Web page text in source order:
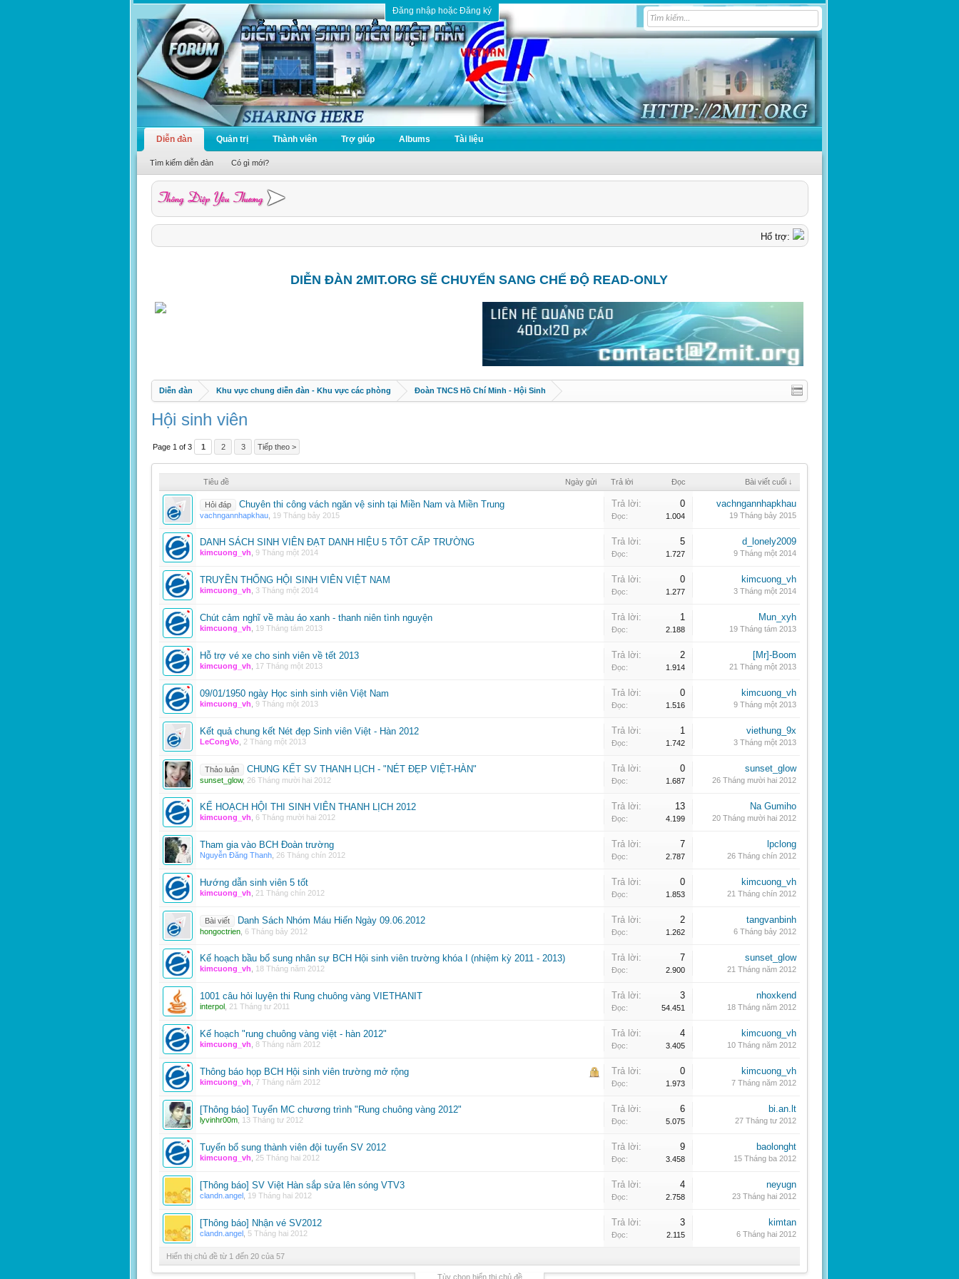
Đăng nhập hoặc Đăng ký
Diễn đàn
Tìm kiếm diễn đàn Có gì mới?
Quản trị Thành viên Trợ giúp Albums Tài liệu
Hổ trợ:
DIỄN ĐÀN 2MIT.ORG SẼ CHUYỂN SANG CHẾ ĐỘ READ-ONLY
Diễn đàn Khu vực chung diễn đàn - Khu vực các phòng Đoàn TNCS Hồ Chí Minh - Hội Sinh
Hội sinh viên
Page 1 of 3 1 2 3 Tiếp theo >
Tiêu đề Ngày gửi Trả lời Đọc Bài viết cuối ↓
Hỏi đáp Chuyên thi công vách ngăn vệ sinh tại Miền Nam và Miền Trung
vachngannhapkhau 19 Tháng bảy 2015
Trả lời: 0
Đọc: 1.004
vachngannhapkhau
19 Tháng bảy 2015
DANH SÁCH SINH VIÊN ĐẠT DANH HIỆU 5 TỐT CẤP TRƯỜNG
kimcuong_vh 9 Tháng một 2014
Trả lời: 5
Đọc: 1.727
d_lonely2009
9 Tháng một 2014
TRUYỀN THỐNG HỘI SINH VIÊN VIỆT NAM
kimcuong_vh 3 Tháng một 2014
Trả lời: 0
Đọc: 1.277
kimcuong_vh
3 Tháng một 2014
Chút cảm nghĩ về màu áo xanh - thanh niên tình nguyện
kimcuong_vh 19 Tháng tám 2013
Trả lời: 1
Đọc: 2.188
Mun_xyh
19 Tháng tám 2013
Hỗ trợ vé xe cho sinh viên về tết 2013
kimcuong_vh 17 Tháng một 2013
Trả lời: 2
Đọc: 1.914
[Mr]-Boom
21 Tháng một 2013
09/01/1950 ngày Học sinh sinh viên Việt Nam
kimcuong_vh 9 Tháng một 2013
Trả lời: 0
Đọc: 1.516
kimcuong_vh
9 Tháng một 2013
Kết quả chung kết Nét đẹp Sinh viên Việt - Hàn 2012
LeCongVo 2 Tháng một 2013
Trả lời: 1
Đọc: 1.742
viethung_9x
3 Tháng một 2013
Thảo luận CHUNG KẾT SV THANH LỊCH - "NÉT ĐẸP VIỆT-HÀN"
sunset_glow, 26 Tháng mười hai 2012
Trả lời: 0
Đọc: 1.687
sunset_glow
26 Tháng mười hai 2012
KẾ HOẠCH HỘI THI SINH VIÊN THANH LỊCH 2012
kimcuong_vh 6 Tháng mười hai 2012
Trả lời: 13
Đọc: 4.199
Na Gumiho
20 Tháng mười hai 2012
Tham gia vào BCH Đoàn trường
Nguyễn Đăng Thanh 26 Tháng chín 2012
Trả lời: 7
Đọc: 2.787
lpclong
26 Tháng chín 2012
Hướng dẫn sinh viên 5 tốt
kimcuong_vh 21 Tháng chín 2012
Trả lời: 0
Đọc: 1.853
kimcuong_vh
21 Tháng chín 2012
Bài viết Danh Sách Nhóm Máu Hiến Ngày 09.06.2012
hongoctrien 6 Tháng bảy 2012
Trả lời: 2
Đọc: 1.262
tangvanbinh
6 Tháng bảy 2012
Kế hoạch bầu bổ sung nhân sự BCH Hội sinh viên trường khóa I (nhiệm kỳ 2011 - 2013)
kimcuong_vh 18 Tháng năm 2012
Trả lời: 7
Đọc: 2.900
sunset_glow
21 Tháng năm 2012
1001 câu hỏi luyện thi Rung chuông vàng VIETHANIT
interpol 21 Tháng tư 2011
Trả lời: 3
Đọc: 54.451
nhoxkend
18 Tháng năm 2012
Kế hoạch "rung chuông vàng việt - hàn 2012"
kimcuong_vh 8 Tháng năm 2012
Trả lời: 4
Đọc: 3.405
kimcuong_vh
10 Tháng năm 2012
Thông báo họp BCH Hội sinh viên trường mở rộng
kimcuong_vh 7 Tháng năm 2012
Trả lời: 0
Đọc: 1.973
kimcuong_vh
7 Tháng năm 2012
[Thông báo] Tuyển MC chương trình "Rung chuông vàng 2012"
lyvinhr00m 13 Tháng tư 2012
Trả lời: 6
Đọc: 5.075
bi.an.lt
27 Tháng tư 2012
Tuyển bổ sung thành viên đội tuyển SV 2012
kimcuong_vh 25 Tháng hai 2012
Trả lời: 9
Đọc: 3.458
baolonght
15 Tháng ba 2012
[Thông báo] SV Việt Hàn sắp sửa lên sóng VTV3
clandn.angel 19 Tháng hai 2012
Trả lời: 4
Đọc: 2.758
neyugn
23 Tháng hai 2012
[Thông báo] Nhận vé SV2012
clandn.angel 5 Tháng hai 2012
Trả lời: 3
Đọc: 2.115
kimtan
6 Tháng hai 2012
Hiển thị chủ đề từ 1 đến 20 của 57
Tùy chọn hiển thị chủ đề